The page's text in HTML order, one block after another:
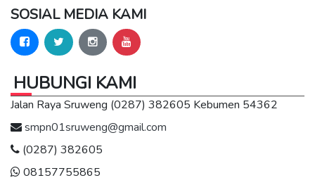
SOSIAL MEDIA KAMI
HUBUNGI KAMI
Jalan Raya Sruweng (0287) 382605 Kebumen 54362
smpn01sruweng@gmail.com
(0287) 382605
08157755865